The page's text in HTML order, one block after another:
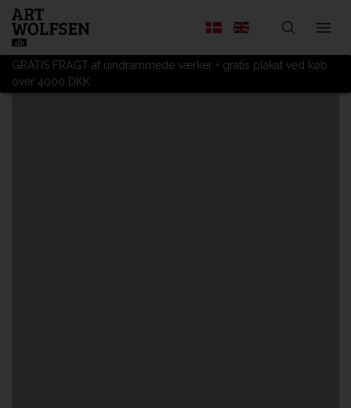
GRATIS FRAGT af uindrammede værker + gratis plakat ved køb
over 4000 DKK.